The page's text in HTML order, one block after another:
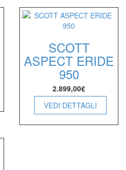
SCOTT
ASPECT ERIDE
950
2.899,00€
VEDI DETTAGLI